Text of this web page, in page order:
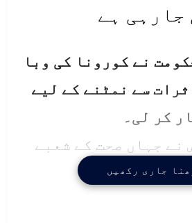
جارہی ہے
نے کورونا کی وبا
سے نمٹنے کے لیے
کر لی۔
نے جہاں صحت کے شعبے
وہیں اس کی وجہ
جاری رکھیں